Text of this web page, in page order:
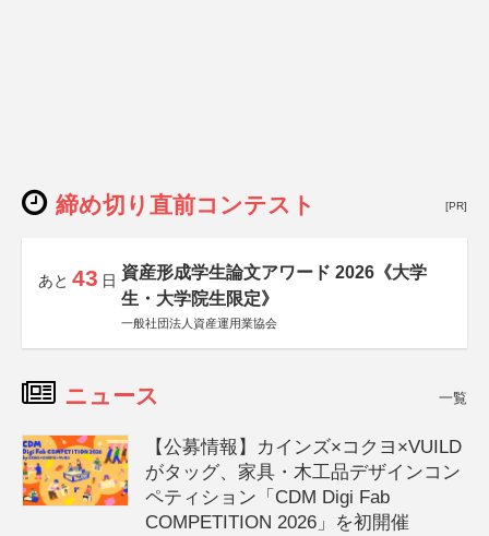
締め切り直前コンテスト [PR]
あと 43 日 資産形成学生論文アワード 2026《大学
生・大学院生限定》
一般社団法人資産運用業協会
ニュース 一覧
【公募情報】カインズ×コクヨ×VUILD
がタッグ、家具・木工品デザインコン
ペティション「CDM Digi Fab
COMPETITION 2026」を初開催